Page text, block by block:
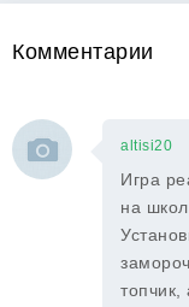
Комментарии
altisi20
Игра
на
топчик,